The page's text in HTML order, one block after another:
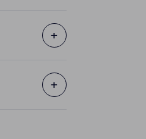
+
+